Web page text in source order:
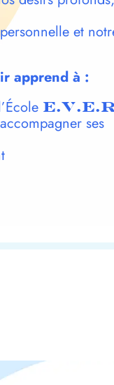
et
apprend à :
ses